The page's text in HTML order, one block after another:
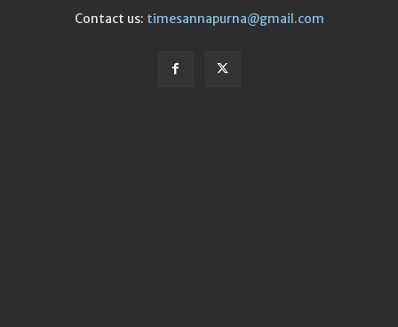
Contact us: timesannapurna@gmail.com